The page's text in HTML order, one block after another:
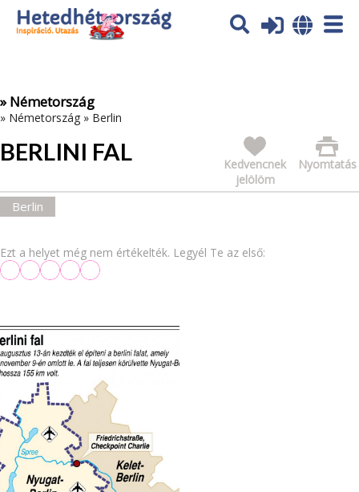
Az oldal sütiket (cookies) használ. További tájékoztatás itt:
Adatvédelmi tájékoztató
» Németország
» Németország » Berlin
BERLINI FAL Nyomtatás
Kedvencnek
jelölöm
Berlin
Ezt a helyet még nem értékelték. Legyél Te az első: